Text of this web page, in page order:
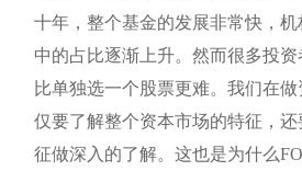
十年，整个基金的发展非常快，
中的占比逐渐上升。然而很多投
比单独选一个股票更难。我们在
仅要了解整个资本市场的特征，
征做深入的了解。这也是为什么